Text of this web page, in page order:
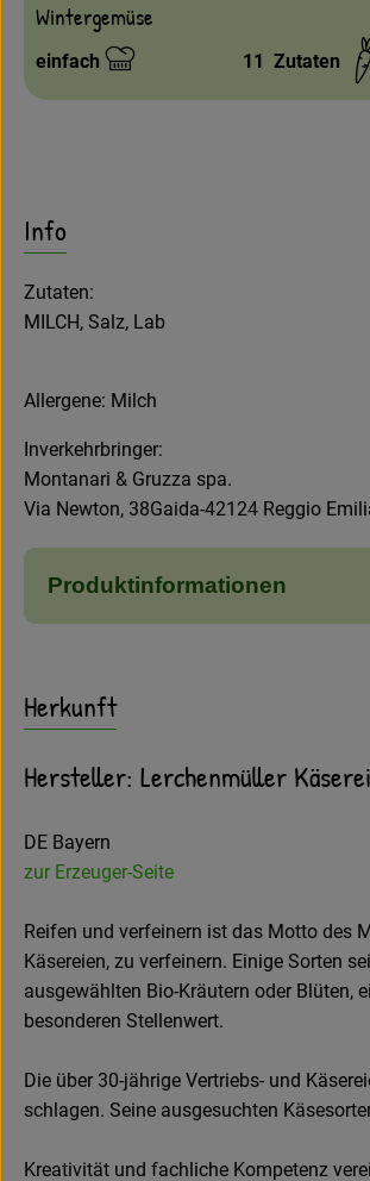
Wintergemüse
Schwierigkeit:
einfach 11 Zutaten
Info
Zutaten:
MILCH, Salz, Lab
Allergene: Milch
Inverkehrbringer:
Montanari & Gruzza spa.
Via Newton, 38Gaida-42124 Reggio
Produktinformationen
Herkunft
Hersteller: Lerchenmüller Käserei
DE Bayern
zur Erzeuger-Seite
Reifen und verfeinern ist das Motto des
Käsereien, zu verfeinern. Einige Sorten
ausgewählten Bio-Kräutern oder Blüten,
besonderen Stellenwert.
Die über 30-jährige Vertriebs- und
schlagen. Seine ausgesuchten
Kreativität und fachliche Kompetenz